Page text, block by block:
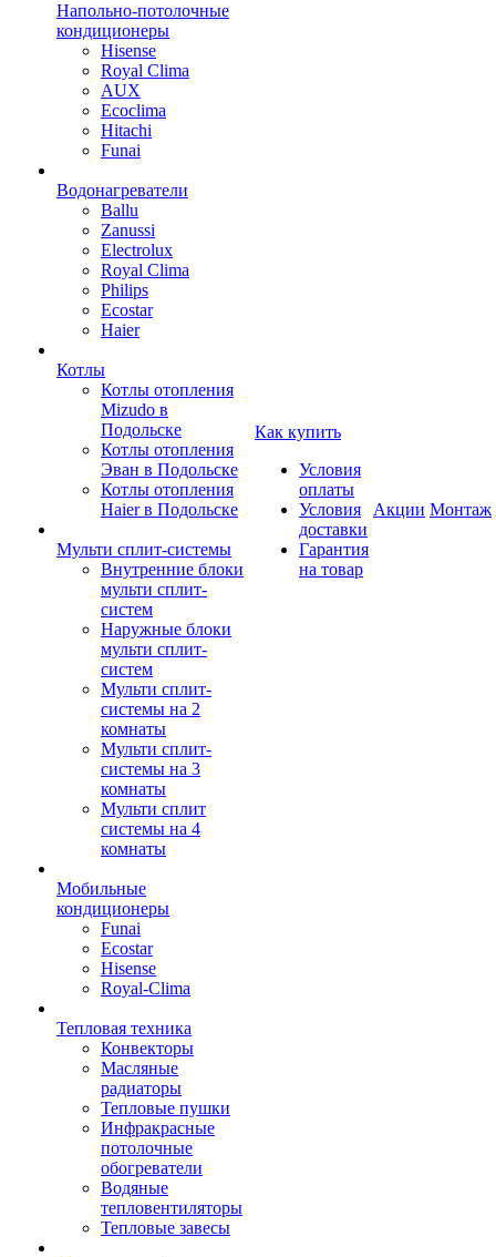
Напольно-потолочные
кондиционеры
Hisense
Royal Clima
AUX
Ecoclima
Hitachi
Funai
Водонагреватели
Ballu
Zanussi
Electrolux
Royal Clima
Philips
Ecostar
Haier
Котлы
Котлы отопления
Mizudo в
Подольске
Котлы отопления
Эван в Подольске
Котлы отопления
Haier в Подольске
Мульти сплит-системы
Внутренние блоки
мульти сплит-
систем
Наружные блоки
мульти сплит-
систем
Мульти сплит-
системы на 2
комнаты
Мульти сплит-
системы на 3
комнаты
Мульти сплит
системы на 4
комнаты
Мобильные
кондиционеры
Funai
Ecostar
Hisense
Royal-Clima
Тепловая техника
Конвекторы
Масляные
радиаторы
Тепловые пушки
Инфракрасные
потолочные
обогреватели
Водяные
тепловентиляторы
Тепловые завесы
Как купить
Условия
оплаты
Условия
доставки
Гарантия
на товар
Акции Монтаж